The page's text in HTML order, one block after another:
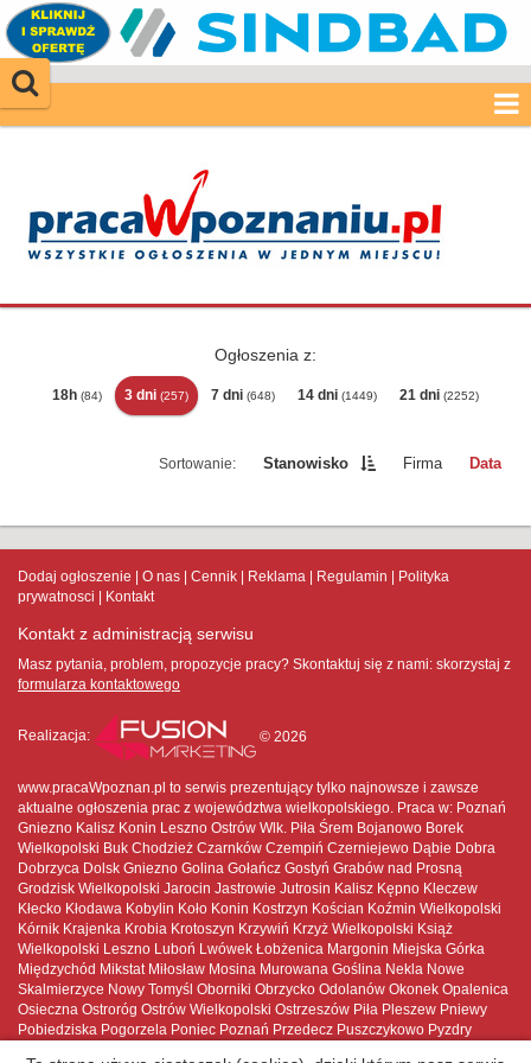
Ogłoszenia z:
18h (84) 3 dni (257) 7 dni (648) 14 dni (1449) 21 dni (2252)
Stanowisko Firma Data
Dodaj ogłoszenie O nas Cennik Reklama Regulamin
Polityka
prywatnosci
Kontakt
Kontakt z administracją serwisu
Masz pytania, problem, propozycje pracy? Skontaktuj się z nami: skorzystaj z
formularza kontaktowego
Realizacja: © 2026
www.pracaWpoznan.pl to serwis prezentujący tylko najnowsze i zawsze
aktualne ogłoszenia prac z województwa wielkopolskiego. Praca w: Poznań
Gniezno Kalisz Konin Leszno Ostrów Wlk. Piła Śrem Bojanowo Borek
Wielkopolski Buk Chodzież Czarnków Czempiń Czerniejewo Dąbie Dobra
Dobrzyca Dolsk Gniezno Golina Gołańcz Gostyń Grabów nad Prosną
Grodzisk Wielkopolski Jarocin Jastrowie Jutrosin Kalisz Kępno Kleczew
Kłecko Kłodawa Kobylin Koło Konin Kostrzyn Kościan Koźmin Wielkopolski
Kórnik Krajenka Krobia Krotoszyn Krzywiń Krzyż Wielkopolski Książ
Wielkopolski Leszno Luboń Lwówek Łobżenica Margonin Miejska Górka
Międzychód Mikstat Miłosław Mosina Murowana Goślina Nekla Nowe
Skalmierzyce Nowy Tomyśl Oborniki Obrzycko Odolanów Okonek Opalenica
Osieczna Ostroróg Ostrów Wielkopolski Ostrzeszów Piła Pleszew Pniewy
Pobiedziska Pogorzela Poniec Poznań Przedecz Puszczykowo Pyzdry